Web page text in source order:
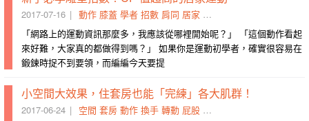
2017-07-16 動作 膝蓋 學者 招數 肩同 居家 彈力
「網路上的運動資訊那麼多，我應該從哪裡開始呢？」 「這個動作看起
來好難，大家真的都做得到嗎？」 如果你是運動初學者，確實很容易在
鍛鍊時捉不到要領，而編編今天要提
小空間大效果，住套房也能「完練」各大肌群！
2017-06-24 空間 套房 動作 換手 轉動 屁股 肩同